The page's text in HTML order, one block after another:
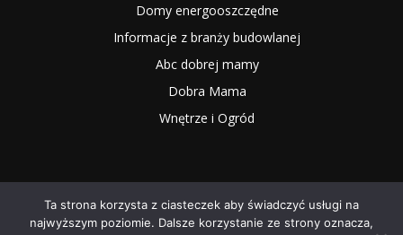
Domy energooszczędne
Informacje z branży budowlanej
Abc dobrej mamy
Dobra Mama
Wnętrze i Ogród
Ta strona korzysta z ciasteczek aby świadczyć usługi na
najwyższym poziomie. Dalsze korzystanie ze strony oznacza,